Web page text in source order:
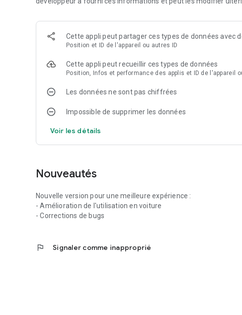
Cette appli peut partager ces types de données avec
Position et ID de l'appareil ou autres ID
Cette appli peut recueillir ces types de données
Position, Infos et performance des applis et ID de l'appareil
Les données ne sont pas chiffrées
Impossible de supprimer les données
Voir les détails
Nouveautés
Nouvelle version pour une meilleure expérience :
- Amélioration de l'utilisation en voiture
- Corrections de bugs
flag Signaler comme inapproprié